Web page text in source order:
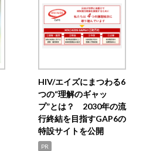
HIV/エイズにまつわる6
つの“理解のギャッ
プ”とは？ 2030年の流
行終結を目指すGAP6の
特設サイトを公開
PR